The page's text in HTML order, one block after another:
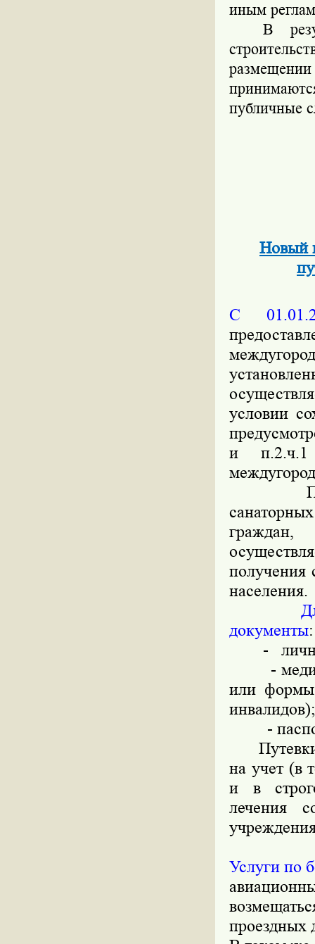
иным
В
публичные
Новый
С
условии
и п.2.ч.1
получения
населения.
документы:
- личное
-
или
инвалидов);
-
Путевки
на учет (в
и в
лечения
Услуги по
проездных